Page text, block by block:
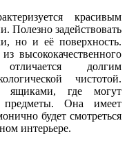
красивым
Полезно задействовать
но и её поверхность.
высококачественного
долгим
чистотой.
ящиками, где могут
предметы. Она имеет
будет смотреться
интерьере.